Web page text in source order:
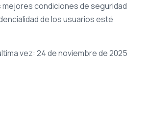
condiciones de seguridad
de los usuarios esté
vez: 24 de noviembre de 2025